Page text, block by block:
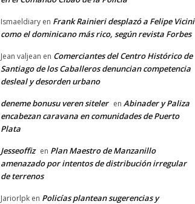
Ismaeldiary en Frank Rainieri desplazó a Felipe Vicini
como el dominicano más rico, según revista Forbes
Jean valjean en Comerciantes del Centro Histórico de
Santiago de los Caballeros denuncian competencia
desleal y desorden urbano
deneme bonusu veren siteler en Abinader y Paliza
encabezan caravana en comunidades de Puerto
Plata
Jesseoffiz en Plan Maestro de Manzanillo
amenazado por intentos de distribución irregular
de terrenos
Jariorlpk en Policías plantean sugerencias y